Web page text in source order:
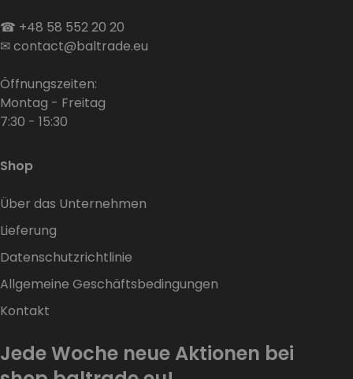
☎ +48 58 552 20 20
✉contact@baltrade.eu
Öffnungszeiten:
Montag - Freitag
7:30 - 15:30
Shop
Über das Unternehmen
Lieferung
Datenschutzrichtlinie
Allgemeine Geschäftsbedingungen
Kontakt
Jede Woche neue Aktionen bei